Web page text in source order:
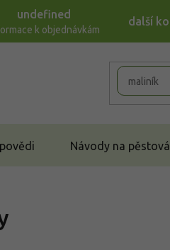
undefined
k objednávkám
další
Návody na